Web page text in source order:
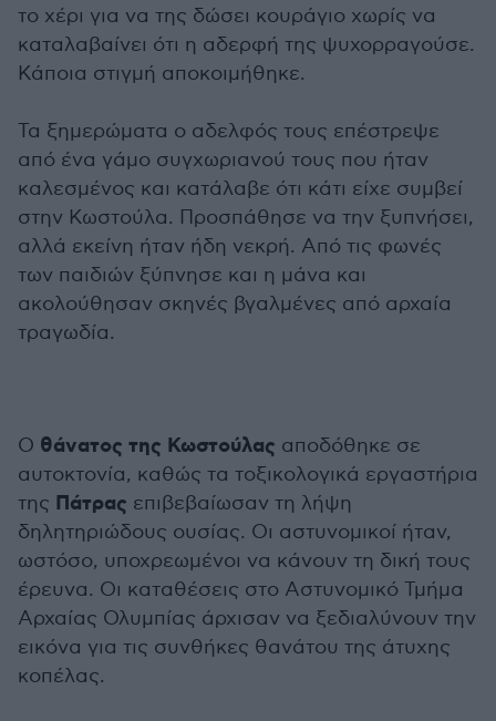
το χέρι για να της δώσει κουράγιο χωρίς να
καταλαβαίνει ότι η αδερφή της ψυχορραγούσε.
Κάποια στιγμή αποκοιμήθηκε.
Τα ξημερώματα ο αδελφός τους επέστρεψε
από ένα γάμο συγχωριανού τους που ήταν
καλεσμένος και κατάλαβε ότι κάτι είχε συμβεί
στην Κωστούλα. Προσπάθησε να την ξυπνήσει,
αλλά εκείνη ήταν ήδη νεκρή. Από τις φωνές
των παιδιών ξύπνησε και η μάνα και
ακολούθησαν σκηνές βγαλμένες από αρχαία
τραγωδία.
Ο θάνατος της Κωστούλας αποδόθηκε σε
αυτοκτονία, καθώς τα τοξικολογικά εργαστήρια
της Πάτρας επιβεβαίωσαν τη λήψη
δηλητηριώδους ουσίας. Οι αστυνομικοί ήταν,
ωστόσο, υποχρεωμένοι να κάνουν τη δική τους
έρευνα. Οι καταθέσεις στο Αστυνομικό Τμήμα
Αρχαίας Ολυμπίας άρχισαν να ξεδιαλύνουν την
εικόνα για τις συνθήκες θανάτου της άτυχης
κοπέλας.